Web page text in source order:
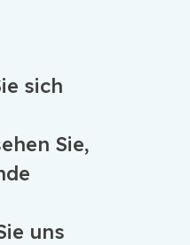
sich
Sie,
uns